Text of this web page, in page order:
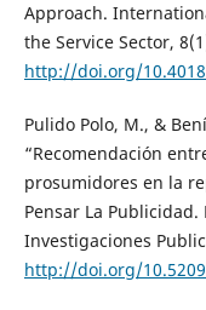
Approach.
the Service Sector,
http://doi.org/
Pulido Polo, M., &
“Recomendación
prosumidores en la
Pensar La
Investigaciones
http://doi.org/